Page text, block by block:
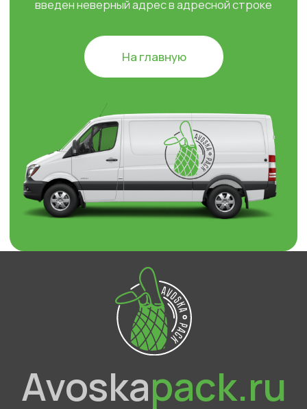
Avoskapack.ru
О компании
Отзывы
Брендированная упаковка
Контакты
Доставка и оплата
Прайс-лист